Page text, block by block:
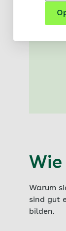
Warum
sind gut
bilden.